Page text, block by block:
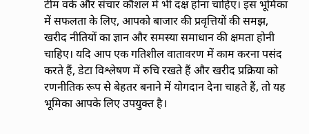
टीम वर्क और संचार कौशल में भी दक्ष होना चाहिए। इस भूमिका
में सफलता के लिए, आपको बाजार की प्रवृत्तियों की समझ,
खरीद नीतियों का ज्ञान और समस्या समाधान की क्षमता होनी
चाहिए। यदि आप एक गतिशील वातावरण में काम करना पसंद
करते हैं, डेटा विश्लेषण में रुचि रखते हैं और खरीद प्रक्रिया को
रणनीतिक रूप से बेहतर बनाने में योगदान देना चाहते हैं, तो यह
भूमिका आपके लिए उपयुक्त है।